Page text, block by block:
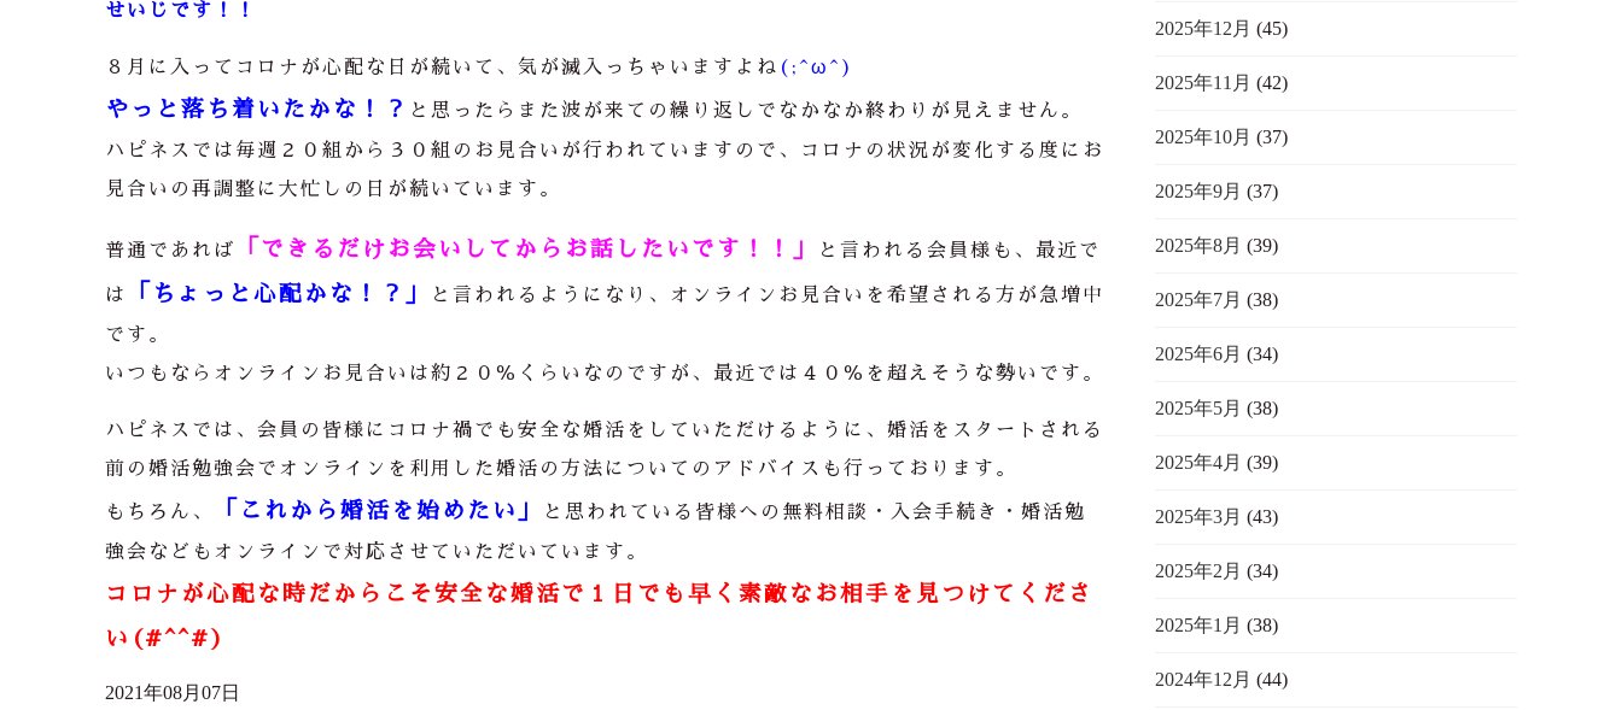
せいじです！！
８月に入ってコロナが心配な日が続いて、気が滅入っちゃいますよね (;^ω^)
やっと落ち着いたかな！？ と思ったらまた波が来ての繰り返しでなかなか終わりが見えません。
ハピネスでは毎週２０組から３０組のお見合いが行われていますので、コロナの状況が変化する度にお
見合いの再調整に大忙しの日が続いています。
普通であれば 「できるだけお会いしてからお話したいです！！」 と言われる会員様も、最近で
は 「ちょっと心配かな！？」 と言われるようになり、オンラインお見合いを希望される方が急増中
です。
いつもならオンラインお見合いは約２０％くらいなのですが、最近では４０％を超えそうな勢いです。
ハピネスでは、会員の皆様にコロナ禍でも安全な婚活をしていただけるように、婚活をスタートされる
前の婚活勉強会でオンラインを利用した婚活の方法についてのアドバイスも行っております。
もちろん、 「これから婚活を始めたい」 と思われている皆様への無料相談・入会手続き・婚活勉
強会などもオンラインで対応させていただいています。
コロナが心配な時だからこそ安全な婚活で１日でも早く素敵なお相手を見つけてくださ
い(#^^#)
2021年08月07日
2025年12月 (45)
2025年11月 (42)
2025年10月 (37)
2025年9月 (37)
2025年8月 (39)
2025年7月 (38)
2025年6月 (34)
2025年5月 (38)
2025年4月 (39)
2025年3月 (43)
2025年2月 (34)
2025年1月 (38)
2024年12月 (44)